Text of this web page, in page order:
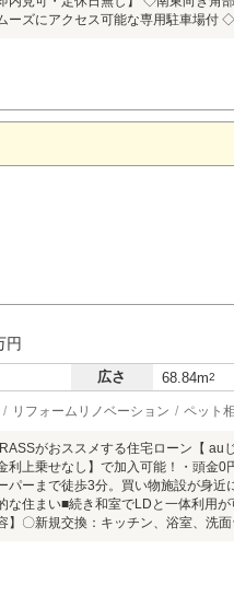
ーズにアクセス可能な専用駐車場付
円
広さ 68.84m2
リフォームリノベーション ペット
がおススメする住宅ローン【
金利上乗せなし】で加入可能！・頭
パーまで徒歩3分。買い物施設が身
な住まい■続き和室でLDと一体利用
】〇新規交換：キッチン、浴室、洗